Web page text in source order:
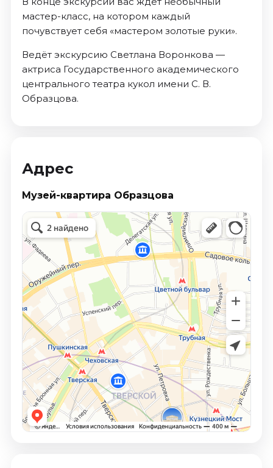
мастер-класс, на котором каждый
почувствует себя «мастером золотые руки».
Ведёт экскурсию Светлана Воронкова —
актриса Государственного академического
центрального театра кукол имени С. В.
Образцова.
Адрес
Музей-квартира Образцова